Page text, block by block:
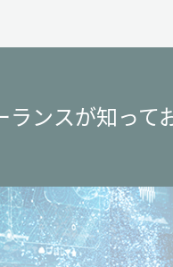
ランスが知って